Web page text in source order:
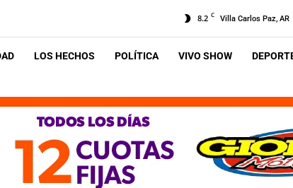
8.2 C Villa Carlos Paz, AR
LOS HECHOS POLÍTICA VIVO SHOW